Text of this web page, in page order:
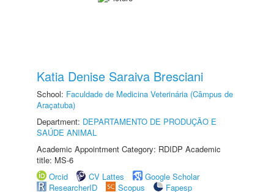
Katia Denise Saraiva Bresciani
School: Faculdade de Medicina Veterinária (Câmpus de
Araçatuba)
Department: DEPARTAMENTO DE PRODUÇÃO E
SAÚDE ANIMAL
Academic Appointment Category: RDIDP Academic
title: MS-6
Orcid
CV Lattes
Google Scholar
ResearcherID
Scopus
Fapesp